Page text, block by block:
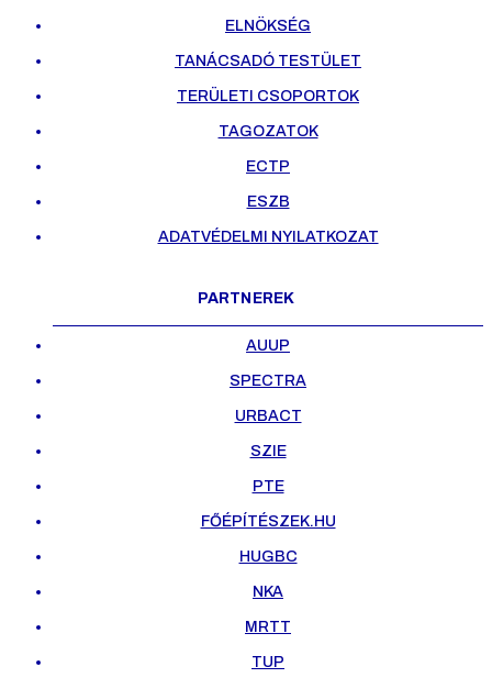
ELNÖKSÉG
TANÁCSADÓ TESTÜLET
TERÜLETI CSOPORTOK
TAGOZATOK
ECTP
ESZB
ADATVÉDELMI NYILATKOZAT
PARTNEREK
AUUP
SPECTRA
URBACT
SZIE
PTE
FŐÉPÍTÉSZEK.HU
HUGBC
NKA
MRTT
TUP